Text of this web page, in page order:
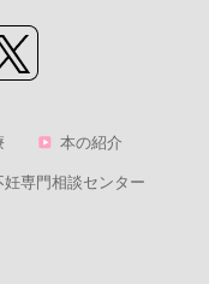
本の紹介
妊専門相談センター